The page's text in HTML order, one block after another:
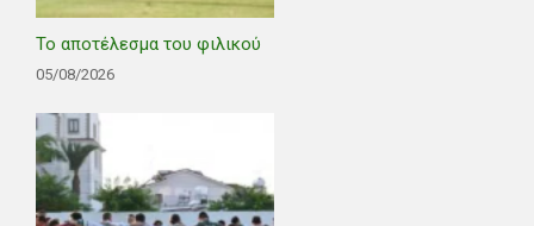
Το αποτέλεσμα του φιλικού
05/08/2026